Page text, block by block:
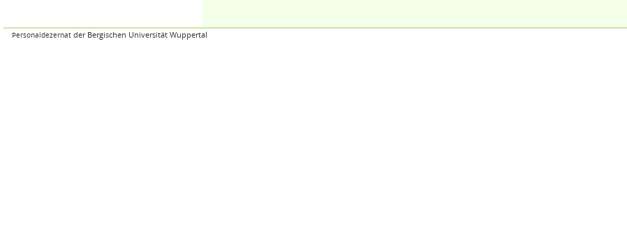
Personaldezernat der Bergischen Universität Wuppertal